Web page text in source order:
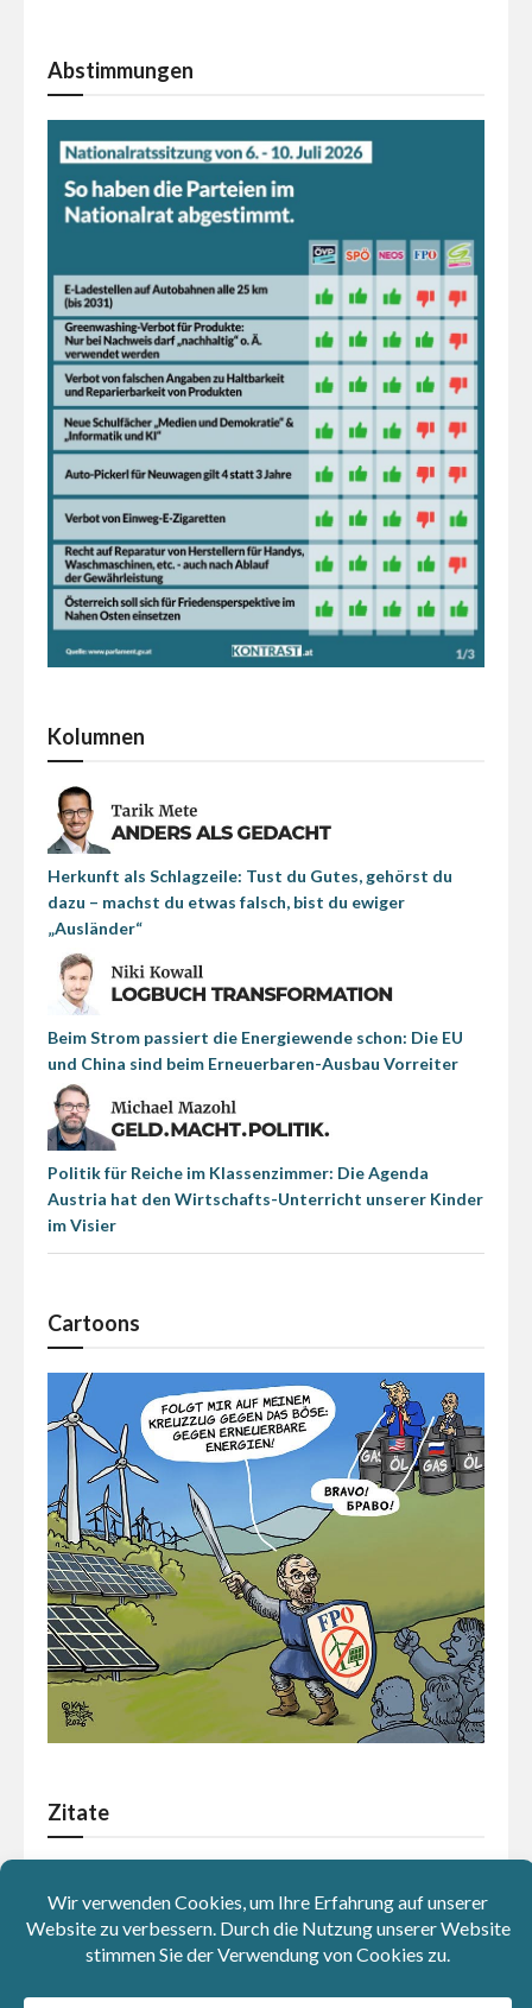
Abstimmungen
Kolumnen
Herkunft als Schlagzeile: Tust du Gutes, gehörst du
dazu – machst du etwas falsch, bist du ewiger
„Ausländer“
Beim Strom passiert die Energiewende schon: Die EU
und China sind beim Erneuerbaren-Ausbau Vorreiter
Politik für Reiche im Klassenzimmer: Die Agenda
Austria hat den Wirtschafts-Unterricht unserer Kinder
im Visier
Cartoons
Zitate